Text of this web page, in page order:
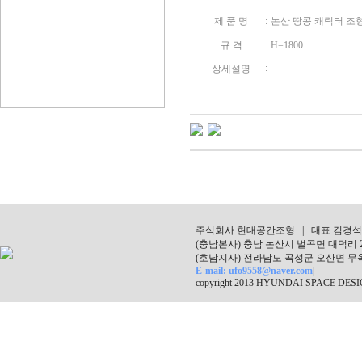
제 품 명 : 논산 땅콩 캐릭터 조
규 격 : H=1800
상세설명 :
주식회사 현대공간조형 | 대표 김경
(충남본사) 충남 논산시 벌곡면 대덕
(호남지사) 전라남도 곡성군 오산면
E-mail: ufo9558@naver.com
copyright 2013 HYUNDAI SPACE